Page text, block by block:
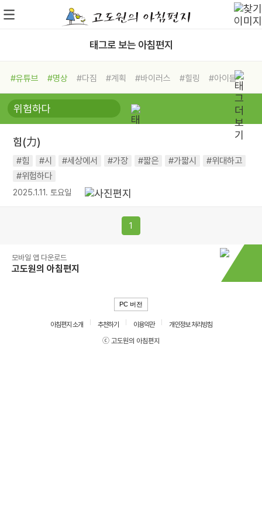
태그로 보는 아침편지
#유튜브 #명상 #다짐 #계획 #바이러스 #힐링
#아이들
#비전캠프
#독서캠프 #삶
#희망
#나눔 #친구 #링컨학교
#독서
#건강
힘(力)
#힘 #시 #세상에서 #가장 #짧은 #가짧시
#위대하고
#위험하다
2025.1.11. 토요일
1
모바일 앱 다운로드
고도원의 아침편지
PC 버전
아침편지 소개 추천하기 이용약관
개인정보 처리방침
ⓒ 고도원의 아침편지